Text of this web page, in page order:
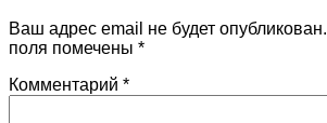
Ваш адрес email не будет опубликован.
поля помечены *
Комментарий *